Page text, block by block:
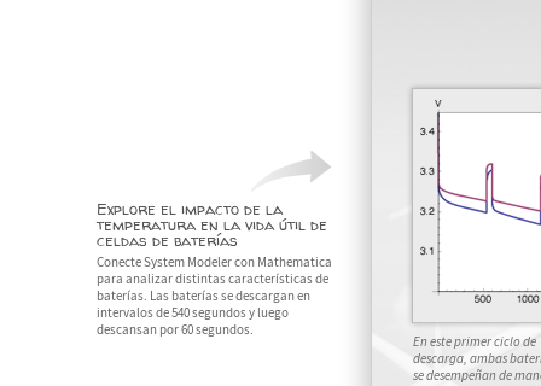
Explore el impacto de la
temperatura en la vida útil de
celdas de baterías
Conecte System Modeler con Mathematica
para analizar distintas características de
baterías. Las baterías se descargan en
intervalos de 540 segundos y luego
descansan por 60 segundos.
En este primer ciclo de
descarga, ambas
se desempeñan de